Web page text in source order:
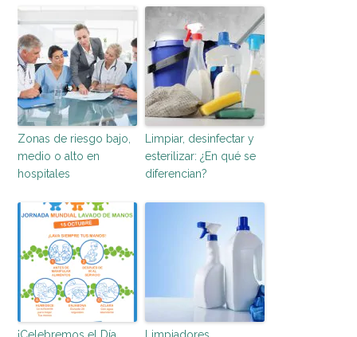
Zonas de riesgo bajo,
medio o alto en
hospitales
Limpiar, desinfectar y
esterilizar: ¿En qué se
diferencian?